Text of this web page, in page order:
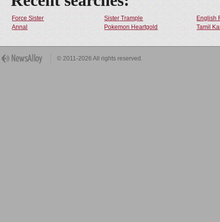
Force Sister Sister Trample
English
Annal
Pokemon Heartgold Tamil
© 2011-2026 All rights reserved.